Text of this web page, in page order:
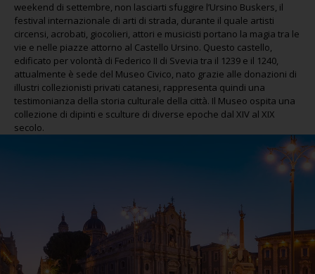
weekend di settembre, non lasciarti sfuggire l’Ursino Buskers, il
festival internazionale di arti di strada, durante il quale artisti
circensi, acrobati, giocolieri, attori e musicisti portano la magia tra le
vie e nelle piazze attorno al Castello Ursino. Questo castello,
edificato per volontà di Federico II di Svevia tra il 1239 e il 1240,
attualmente è sede del Museo Civico, nato grazie alle donazioni di
illustri collezionisti privati ​​catanesi, rappresenta quindi una
testimonianza della storia culturale della città. Il Museo ospita una
collezione di dipinti e sculture di diverse epoche dal XIV al XIX
secolo.